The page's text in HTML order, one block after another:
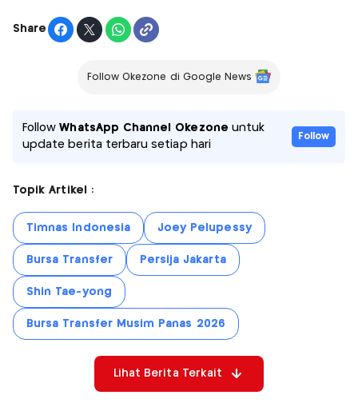
Share
Follow Okezone di Google News
FollowWhatsApp Channel Okezone untuk
update berita terbaru setiap hari
Follow
Topik Artikel :
Timnas Indonesia Joey Pelupessy
Bursa Transfer Persija Jakarta
Shin Tae-yong
Bursa Transfer Musim Panas 2026
Lihat Berita Terkait